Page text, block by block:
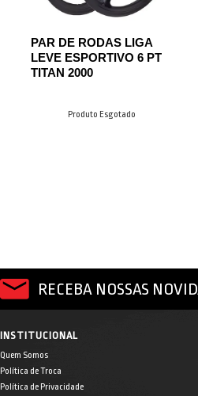
PAR DE RODAS LIGA
LEVE ESPORTIVO 6 PT
TITAN 2000
Produto Esgotado
RECEBA NOSSAS
INSTITUCIONAL
Quem Somos
Política de Troca
Política de Privacidade